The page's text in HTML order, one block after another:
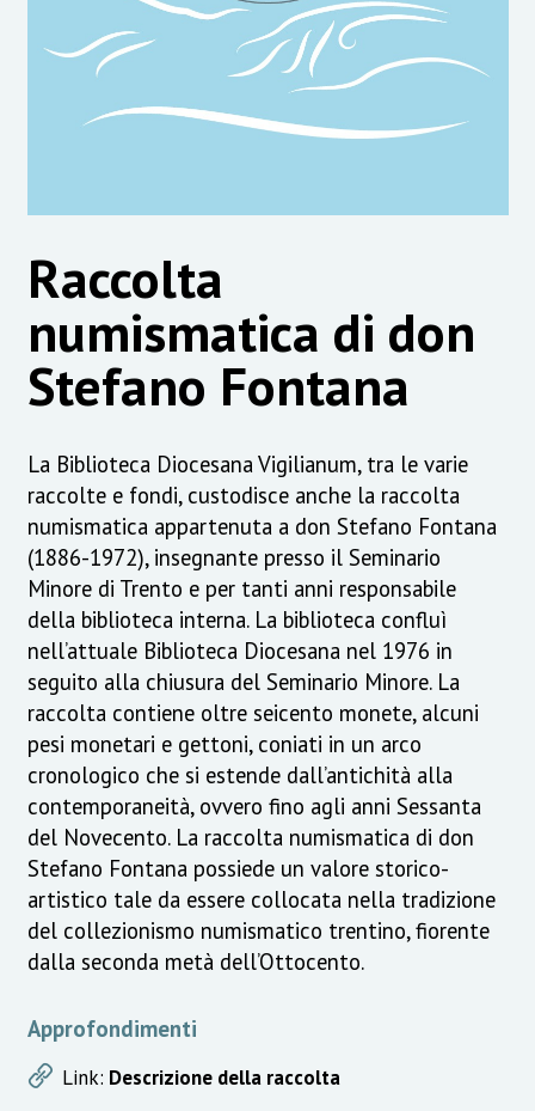
Raccolta
numismatica di don
Stefano Fontana
La Biblioteca Diocesana Vigilianum, tra le varie
raccolte e fondi, custodisce anche la raccolta
numismatica appartenuta a don Stefano Fontana
(1886-1972), insegnante presso il Seminario
Minore di Trento e per tanti anni responsabile
della biblioteca interna. La biblioteca confluì
nell’attuale Biblioteca Diocesana nel 1976 in
seguito alla chiusura del Seminario Minore. La
raccolta contiene oltre seicento monete, alcuni
pesi monetari e gettoni, coniati in un arco
cronologico che si estende dall’antichità alla
contemporaneità, ovvero fino agli anni Sessanta
del Novecento. La raccolta numismatica di don
Stefano Fontana possiede un valore storico-
artistico tale da essere collocata nella tradizione
del collezionismo numismatico trentino, fiorente
dalla seconda metà dell’Ottocento.
Approfondimenti
Link: Descrizione della raccolta